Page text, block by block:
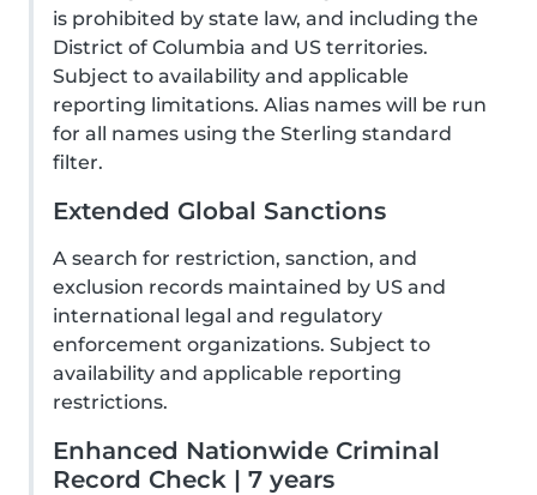
is prohibited by state law, and including the
District of Columbia and US territories.
Subject to availability and applicable
reporting limitations. Alias names will be run
for all names using the Sterling standard
filter.
Extended Global Sanctions
A search for restriction, sanction, and
exclusion records maintained by US and
international legal and regulatory
enforcement organizations. Subject to
availability and applicable reporting
restrictions.
Enhanced Nationwide Criminal
Record Check | 7 years